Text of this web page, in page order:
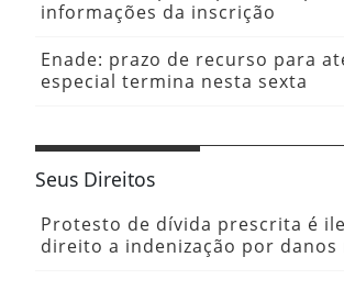
informações da inscrição
Enade: prazo de recurso para
especial termina nesta sexta
Seus Direitos
Protesto de dívida prescrita é
direito a indenização por danos